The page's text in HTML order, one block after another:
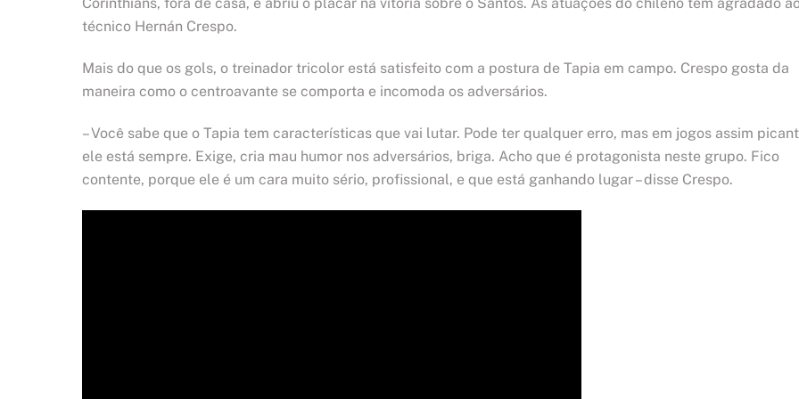
técnico Hernán Crespo.
Mais do que os gols, o treinador tricolor está satisfeito com a postura de Tapia em campo. Crespo gosta da
maneira como o centroavante se comporta e incomoda os adversários.
– Você sabe que o Tapia tem características que vai lutar. Pode ter qualquer erro, mas em jogos assim
ele está sempre. Exige, cria mau humor nos adversários, briga. Acho que é protagonista neste grupo. Fico
contente, porque ele é um cara muito sério, profissional, e que está ganhando lugar – disse Crespo.